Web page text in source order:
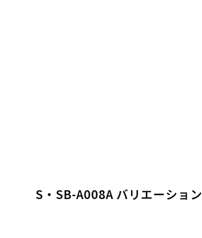
S・SB-A008A バリエーション